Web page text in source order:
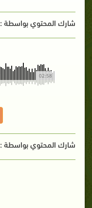
شارك المحتوي بواسطة :
02:58
شارك المحتوي بواسطة :